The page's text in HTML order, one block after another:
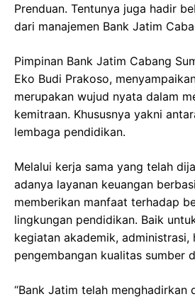
Prenduan. Tentunya juga hadir
dari manajemen Bank Jatim
Pimpinan Bank Jatim Cabang
Eko Budi Prakoso,
merupakan wujud nyata dalam
kemitraan. Khususnya yakni
lembaga pendidikan.
Melalui kerja sama yang telah
adanya layanan keuangan
memberikan manfaat terhadap
lingkungan pendidikan. Baik
kegiatan akademik, administrasi,
pengembangan kualitas sumber
“Bank Jatim telah menghadirkan